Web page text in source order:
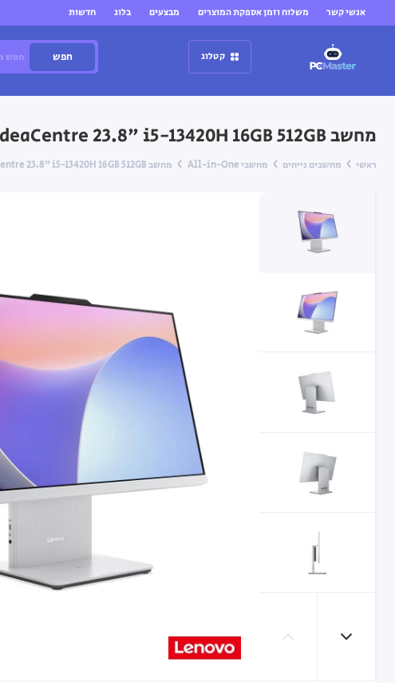
אנשי קשר משלוח וזמן אספקת המוצרים מבצעים בלוג חדשות
קטלוג חפש
מחשב All-in-One Lenovo IdeaCentre 23.8" i5-13420H 16GB 512GB — (אפור) Cloud Grey (כולל מסך מגע)
ראשי מחשבים נייחים מחשבי All-in-One מחשב All-in-One Lenovo IdeaCentre 23.8" i5-13420H 16GB 512GB — (אפור) Cloud Grey (כולל מסך מגע)